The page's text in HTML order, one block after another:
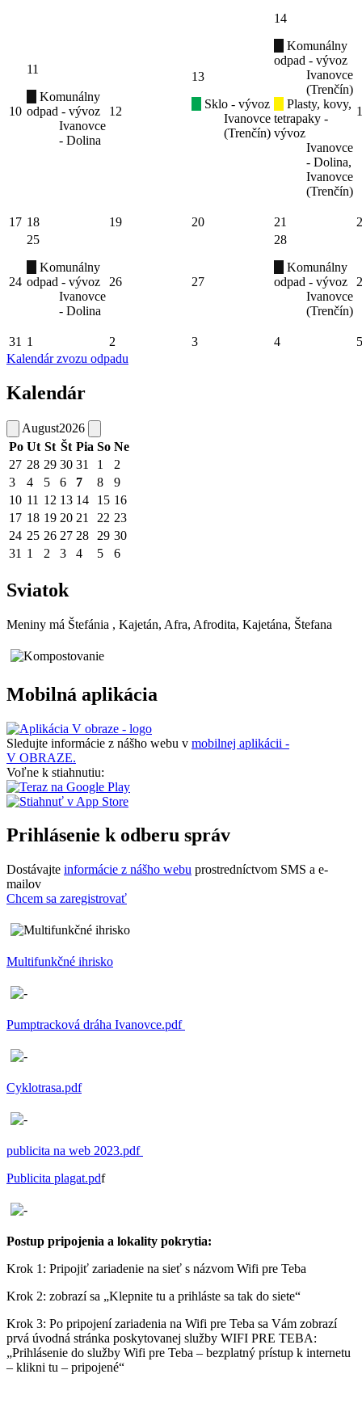
10
11
Komunálny
odpad - vývoz
Ivanovce
- Dolina
12
13
Sklo - vývoz
Ivanovce
(Trenčín)
14
Komunálny
odpad - vývoz
Ivanovce
(Trenčín)
Plasty, kovy,
tetrapaky -
vývoz
Ivanovce
- Dolina,
Ivanovce
(Trenčín)
17 18 19 20 21
24
25
Komunálny
odpad - vývoz
Ivanovce
- Dolina
26 27
28
Komunálny
odpad - vývoz
Ivanovce
(Trenčín)
31 1 2 3 4
5
Kalendár zvozu odpadu
Kalendár
August2026
Po Ut St Št Pia So Ne
27 28 29 30 31 1
2
3
4 5 6 7 8
9
10 11 12 13 14 15 16
17 18 19 20 21 22 23
24 25 26 27 28 29 30
31 1 2 3 4 5 6
Sviatok
Meniny má Štefánia , Kajetán, Afra, Afrodita, Kajetána, Štefana
Mobilná aplikácia
Sledujte informácie z nášho webu v mobilnej aplikácii -
V OBRAZE.
Voľne k stiahnutiu:
Prihlásenie k odberu správ
Dostávajte informácie z nášho webu prostredníctvom SMS a e-
mailov
Chcem sa zaregistrovať
Multifunkčné ihrisko
Pumptracková dráha Ivanovce.pdf
Cyklotrasa.pdf
publicita na web 2023.pdf
Publicita plagat.pdf
Postup pripojenia a lokality pokrytia:
Krok 1: Pripojiť zariadenie na sieť s názvom Wifi pre Teba
Krok 2: zobrazí sa „Klepnite tu a prihláste sa tak do siete“
Krok 3: Po pripojení zariadenia na Wifi pre Teba sa Vám zobrazí
prvá úvodná stránka poskytovanej služby WIFI PRE TEBA:
„Prihlásenie do služby Wifi pre Teba – bezplatný prístup k internetu
– klikni tu – pripojené“